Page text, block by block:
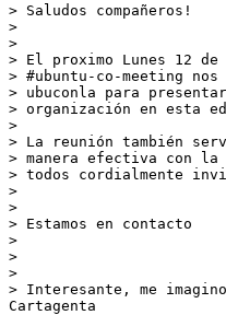
> Saludos compañeros!
>
>
> El proximo Lunes 12
> #ubuntu-co-meeting
> ubuconla para
> organización en esta
>
> La reunión también
> manera efectiva con
> todos cordialmente
>
>
> Estamos en contacto
>
>
>
> Interesante, me
Cartagenta